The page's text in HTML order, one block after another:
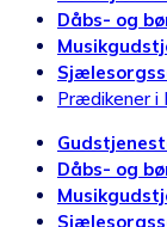
Dåbs- og
Prædikener i
Dåbs- og